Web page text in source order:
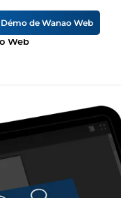
Démo de Wanao Web
Web